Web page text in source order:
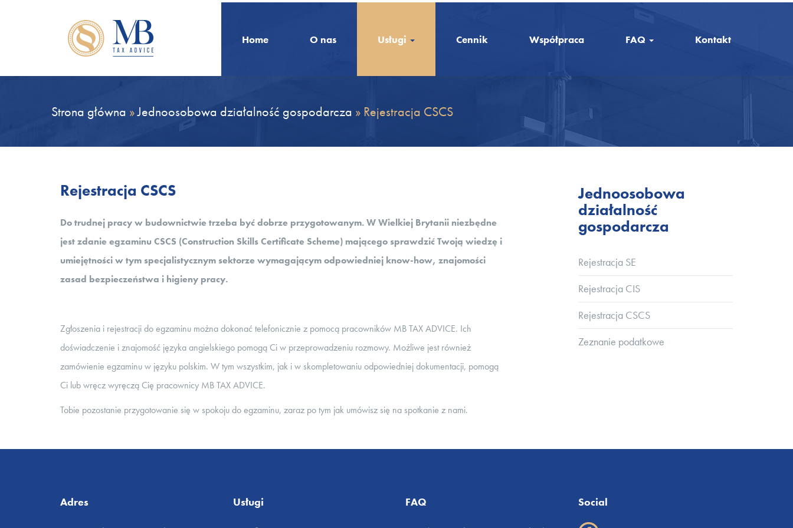
Home O nas Usługi Cennik Współpraca FAQ Kontakt
Strona główna »Jednoosobowa działalność gospodarcza » Rejestracja CSCS
Rejestracja CSCS
Do trudnej pracy w budownictwie trzeba być dobrze przygotowanym. W Wielkiej Brytanii niezbędne
jest zdanie egzaminu CSCS (Construction Skills Certificate Scheme) mającego sprawdzić Twoją wiedzę i
umiejętności w tym specjalistycznym sektorze wymagającym odpowiedniej know-how, znajomości
zasad bezpieczeństwa i higieny pracy.
Zgłoszenia i rejestracji do egzaminu można dokonać telefonicznie z pomocą pracowników MB TAX ADVICE. Ich
doświadczenie i znajomość języka angielskiego pomogą Ci w przeprowadzeniu rozmowy. Możliwe jest również
zamówienie egzaminu w języku polskim. W tym wszystkim, jak i w skompletowaniu odpowiedniej dokumentacji, pomogą
Ci lub wręcz wyręczą Cię pracownicy MB TAX ADVICE.
Tobie pozostanie przygotowanie się w spokoju do egzaminu, zaraz po tym jak umówisz się na spotkanie z nami.
Jednoosobowa
działalność
gospodarcza
Rejestracja SE
Rejestracja CIS
Rejestracja CSCS
Zeznanie podatkowe
Adres Usługi FAQ Social